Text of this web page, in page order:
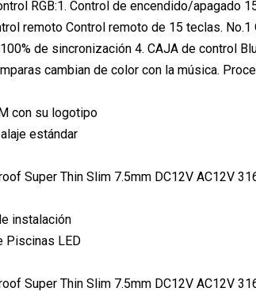
RGB:1. Control de encendido/apagado
remoto Control remoto de 15 teclas.
de sincronización 4. CAJA de control
cambian de color con la música.
con su logotipo
estándar
instalación
Piscinas LED